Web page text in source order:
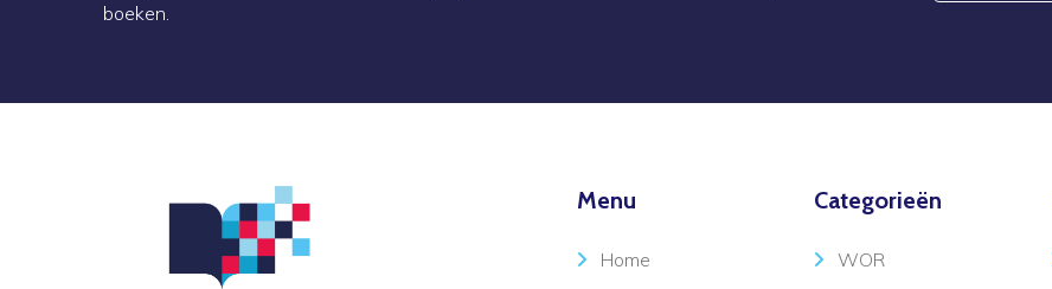
boeken.
Menu
Home
Categorieën
WOR